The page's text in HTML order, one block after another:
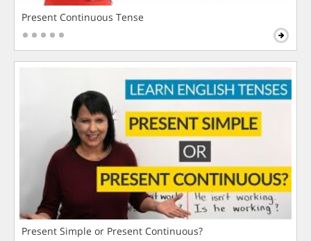
Present Continuous Tense
Present Simple or Present Continuous?